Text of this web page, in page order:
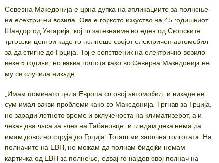
Северна Македонија е црна дупка на апликациите за полнење
на електрични возила. Ова е горкото изкуство на 45 годишниот
Шандор од Унгарија, кој го затекнавме во еден од Скопските
трговски центри каде го полнеше својот електричен автомобил
за да стигне до Грција. Тој е сопственик на електрично возило
веќе 6 години, но ваква голгота како во Северна Македонија не
му се случила никаде.
„Имам поминато цела Европа со овој автомобил, и никаде не
сум имал вакви проблеми како во Македонија. Тргнав за Грција,
но заради летното време и вклученоста на климатизерот, а и
чекав два часа за влез на Табановце, и гледам дека нема да
имам доволно струја до Грција. Тогаш ми започна голготата. На
полначите на ЕВН, не можам да полнам бидејќи немам
картичка од ЕВН за полнење, едвај го најдов овој полнач на